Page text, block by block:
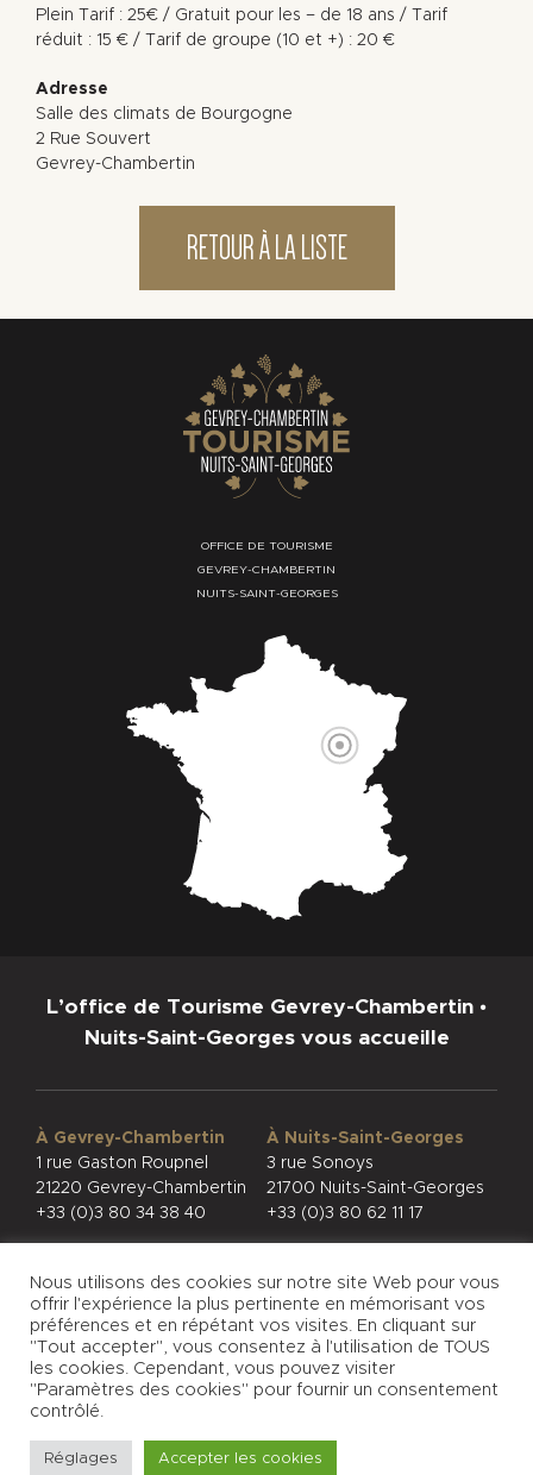
Plein Tarif : 25€ / Gratuit pour les – de 18 ans / Tarif
réduit : 15 € / Tarif de groupe (10 et +) : 20 €
Adresse
Salle des climats de Bourgogne
2 Rue Souvert
Gevrey-Chambertin
RETOUR À LA LISTE
OFFICE DE TOURISME
GEVREY-CHAMBERTIN
NUITS-SAINT-GEORGES
L’office de Tourisme Gevrey-Chambertin •
Nuits-Saint-Georges vous accueille
À Gevrey-Chambertin
1 rue Gaston Roupnel
21220 Gevrey-Chambertin
+33 (0)3 80 34 38 40
À Nuits-Saint-Georges
3 rue Sonoys
21700 Nuits-Saint-Georges
+33 (0)3 80 62 11 17
CONFIDENTIALITÉ
MENTIONS LÉGALES
© PHOTOS
Nous utilisons des cookies sur notre site Web pour vous
offrir l'expérience la plus pertinente en mémorisant vos
préférences et en répétant vos visites. En cliquant sur
"Tout accepter", vous consentez à l'utilisation de TOUS
les cookies. Cependant, vous pouvez visiter
"Paramètres des cookies" pour fournir un consentement
contrôlé.
Réglages Accepter les cookies